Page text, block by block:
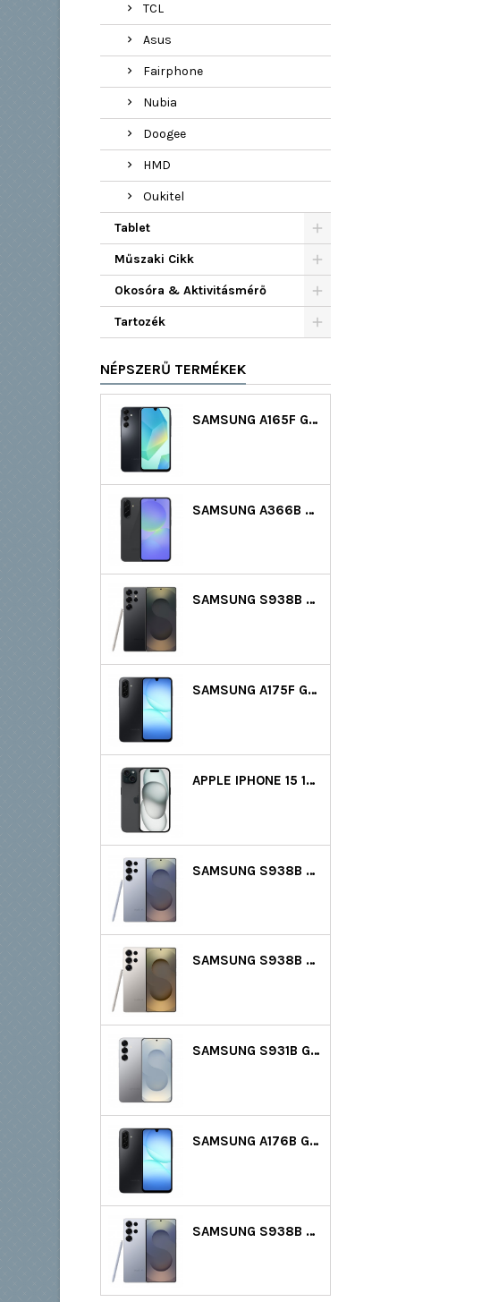
TCL
Asus
Fairphone
Nubia
Doogee
HMD
Oukitel
Tablet
Műszaki Cikk
Okosóra & Aktivitásmérő
Tartozék
NÉPSZERŰ TERMÉKEK
SAMSUNG A165F GALAXY A16 LTE DS 128GB (4GB RAM) - FEKETE
SAMSUNG A366B GALAXY A36 5G DS 128GB (6GB RAM) - FEKETE
SAMSUNG S938B GALAXY S25 ULTRA 5G DS 256GB (12GB RAM) - FEKETE
SAMSUNG A175F GALAXY A17 LTE DS 128GB (4GB RAM) - FEKETE
APPLE IPHONE 15 128GB - FEKETE GYÁRTÓI GARANCIA
SAMSUNG S938B GALAXY S25 ULTRA 5G DS 512GB (12GB RAM) - VILÁGOSKÉK
SAMSUNG S938B GALAXY S25 ULTRA 5G DS 512GB (12GB RAM) - SZÜRKE
SAMSUNG S931B GALAXY S25 5G DS 128GB (12GB RAM) - EZÜST
SAMSUNG A176B GALAXY A17 5G DS 128GB (4GB RAM) - FEKETE
SAMSUNG S938B GALAXY S25 ULTRA 5G DS 256GB (12GB RAM) - VILÁGOSKÉK